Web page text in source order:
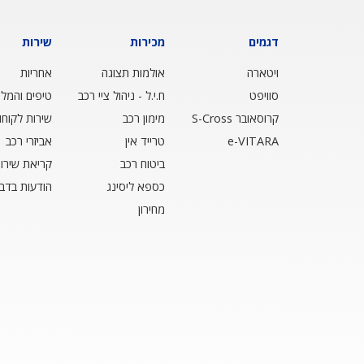
דגמים
ויטארה
סוויפט
קרוסאובר S-Cross
e-VITARA
מכירות
אולמות תצוגה
ח.י.ל - ניהול ציי רכב
מימון רכב
טרייד אין
ביטוח רכב
כספא ליסינג
מחירון
שירות
אחריות
טיפים
שירות
אביזרי רכב
קריאת
הודעות